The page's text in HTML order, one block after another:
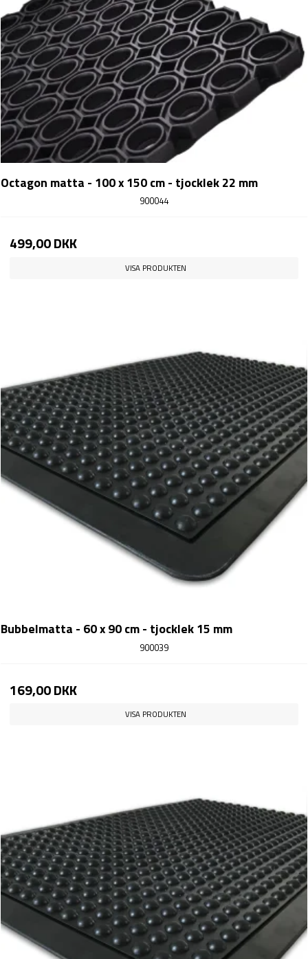
Octagon matta - 100 x 150 cm - tjocklek 22 mm
900044
499,00 DKK
VISA PRODUKTEN
Bubbelmatta - 60 x 90 cm - tjocklek 15 mm
900039
169,00 DKK
VISA PRODUKTEN